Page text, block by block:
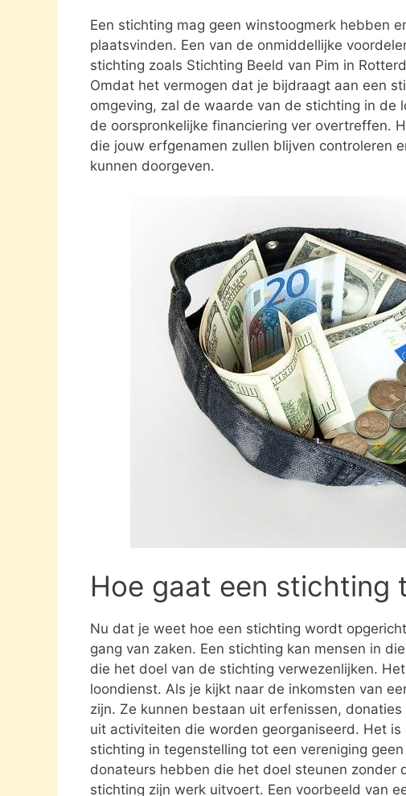
Een stichting mag geen winstoogmerk hebben
plaatsvinden. Een van de onmiddellijke
stichting zoals Stichting Beeld van Pim in
Omdat het vermogen dat je bijdraagt aan een
omgeving, zal de waarde van de stichting in de
de oorspronkelijke financiering ver overtreffen.
die jouw erfgenamen zullen blijven controleren
kunnen doorgeven.
Hoe gaat een stichting
Nu dat je weet hoe een stichting wordt
gang van zaken. Een stichting kan mensen in
die het doel van de stichting verwezenlijken.
loondienst. Als je kijkt naar de inkomsten van
zijn. Ze kunnen bestaan uit erfenissen,
uit activiteiten die worden georganiseerd. Het
stichting in tegenstelling tot een vereniging
donateurs hebben die het doel steunen zonder
stichting zijn werk uitvoert. Een voorbeeld van